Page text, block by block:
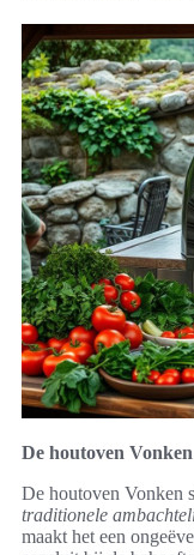
De houtoven Vonken
De houtoven Vonken
traditionele
maakt het een